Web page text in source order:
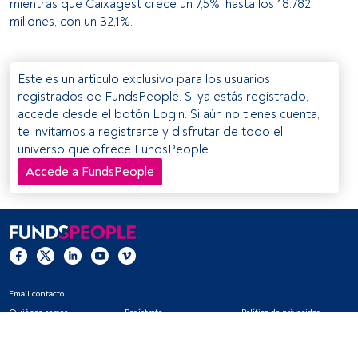
mientras que Caixagest crece un 7,5%, hasta los 18.782
millones, con un 32,1%.
Este es un artículo exclusivo para los usuarios
registrados de FundsPeople. Si ya estás registrado,
accede desde el botón Login. Si aún no tienes cuenta,
te invitamos a registrarte y disfrutar de todo el
universo que ofrece FundsPeople.
Accede a FundsPeople
Email contacto
Quiénes somos
Regístrate
Política de privacidad